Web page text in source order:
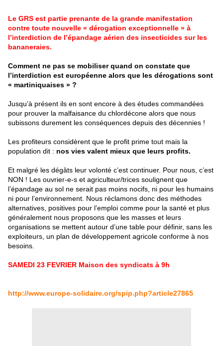
Le GRS est partie prenante de la grande manifestation
contre toute nouvelle « dérogation exceptionnelle » à
l’interdiction de l’épandage aérien des insecticides sur les
bananeraies.
Comment ne pas se mobiliser quand on constate que
l’interdiction est européenne alors que les dérogations sont
« martiniquaises » ?
Jusqu’à présent ils en sont encore à des études commandées
pour prouver la malfaisance du chlordécone alors que nous
subissons durement les conséquences depuis des décennies !
Les profiteurs considèrent que le profit prime tout mais la
population dit : nos vies valent mieux que leurs profits.
Et malgré les dégâts leur volonté c’est continuer. Pour nous, c’est
NON ! Les ouvrier-e-s et agriculteur/trices soulignent que
l’épandage au sol ne serait pas moins nocifs, ni pour les humains
ni pour l’environnement. Nous réclamons donc des méthodes
alternatives, positives pour l’emploi comme pour la santé et plus
généralement nous proposons que les masses et leurs
organisations se mettent autour d’une table pour définir, sans les
exploiteurs, un plan de développement agricole conforme à nos
besoins.
SAMEDI 23 FEVRIER Maison des syndicats à 9h
http://www.europe-solidaire.org/spip.php?article27865